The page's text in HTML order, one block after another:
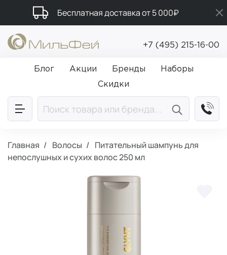
Бесплатная доставка от 5 000₽
Подарки в каждый заказ от 5 000₽
Промокод ПРИВЕТ
+7 (495) 215-16-00
Блог Акции Бренды
Наборы
Скидки
Главная Волосы
Питательный шампунь для
непослушных и сухих волос 250 мл